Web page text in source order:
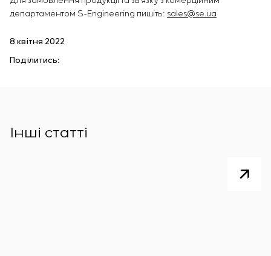
департаментом S-Engineering пишіть: sales@se.ua
8 квітня 2022
Поділитись:
Інші статті